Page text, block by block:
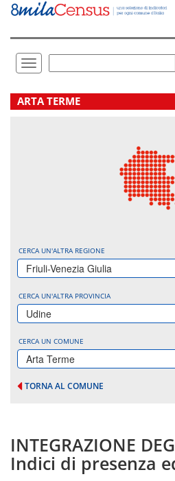
Vai
direttamente
Toggle
navigation
.
ARTA TERME
CERCA UN'ALTRA REGIONE
Friuli-Venezia Giulia
CERCA UN'ALTRA PROVINCIA
Udine
CERCA UN COMUNE
Arta Terme
TORNA AL COMUNE
INTEGRAZIONE
Indici di presenza